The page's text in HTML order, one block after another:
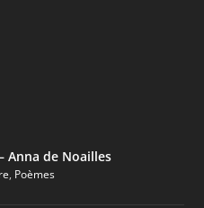
Anna de Noailles
, Poèmes